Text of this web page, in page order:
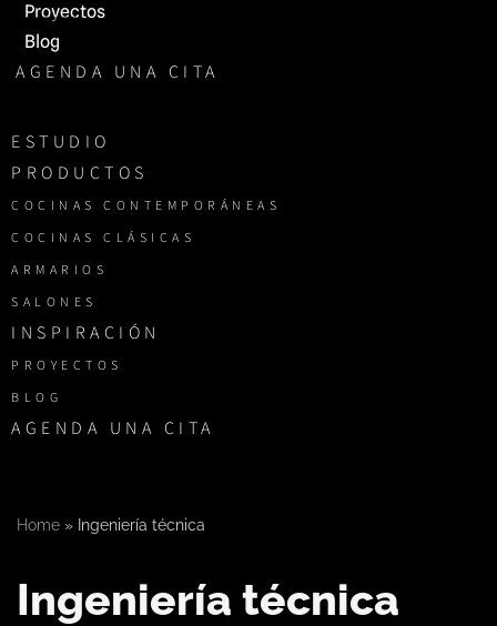
Proyectos
Blog
AGENDA UNA CITA
ESTUDIO
PRODUCTOS
COCINAS CONTEMPORÁNEAS
COCINAS CLÁSICAS
ARMARIOS
SALONES
INSPIRACIÓN
PROYECTOS
BLOG
AGENDA UNA CITA
Home » Ingeniería técnica
Ingeniería técnica